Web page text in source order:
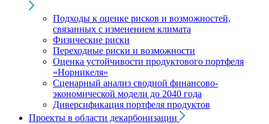
Подходы к оценке рисков и возможностей,
связанных с изменением климата
Физические риски
Переходные риски и возможности
Оценка устойчивости продуктового портфеля
«Норникеля»
Сценарный анализ сводной финансово-
экономической модели до 2040 года
Диверсификация портфеля продуктов
Проекты в области декарбонизации